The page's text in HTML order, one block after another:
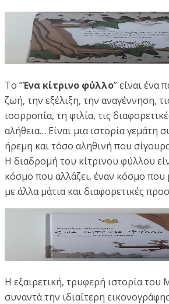
Το “Ένα κίτρινο φύλλο” είναι ένα
ζωή, την εξέλιξη, την αναγέννηση,
ισορροπία, τη φιλία, τις
αλήθεια… Είναι μια ιστορία γεμάτη
ήρεμη και τόσο αληθινή που
Η διαδρομή του κίτρινου φύλλου
κόσμο που αλλάζει, έναν κόσμο που
με άλλα μάτια και διαφορετικές
Η εξαιρετική, τρυφερή ιστορία
συναντά την ιδιαίτερη